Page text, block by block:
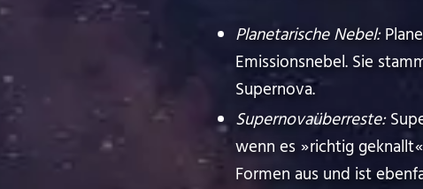
Planetarische Nebel:
Emissionsnebel. Sie
Supernova.
Supernovaüberreste:
wenn es ⁠ ⁠»⁠ ⁠richtig
Formen aus und ist